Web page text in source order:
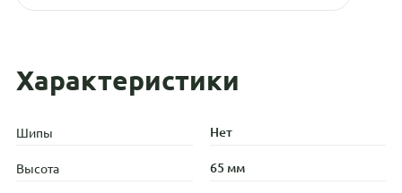
Характеристики
Шипы Нет
Высота 65 мм